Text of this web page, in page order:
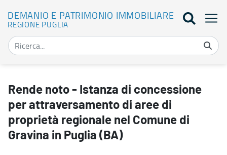
DEMANIO E PATRIMONIO IMMOBILIARE
REGIONE PUGLIA
Rende noto - Istanza di concessione
per attraversamento di aree di
proprietà regionale nel Comune di
Gravina in Puglia (BA)